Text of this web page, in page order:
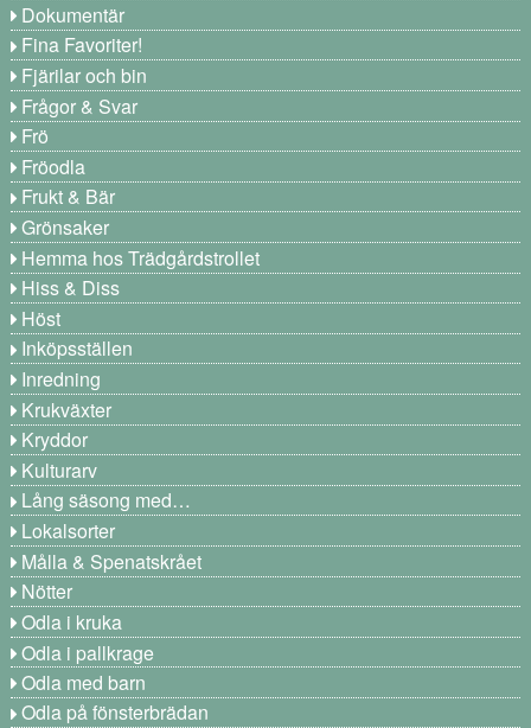
Dokumentär
Fina Favoriter!
Fjärilar och bin
Frågor & Svar
Frö
Fröodla
Frukt & Bär
Grönsaker
Hemma hos Trädgårdstrollet
Hiss & Diss
Höst
Inköpsställen
Inredning
Krukväxter
Kryddor
Kulturarv
Lång säsong med…
Lokalsorter
Målla & Spenatskrået
Nötter
Odla i kruka
Odla i pallkrage
Odla med barn
Odla på fönsterbrädan